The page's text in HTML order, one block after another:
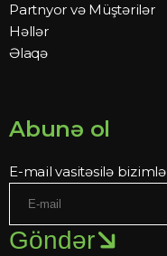
Partnyor və Müştərilər
Həllər
Əlaqə
Abunə ol
E-mail vasitəsilə bizimlə
Göndər